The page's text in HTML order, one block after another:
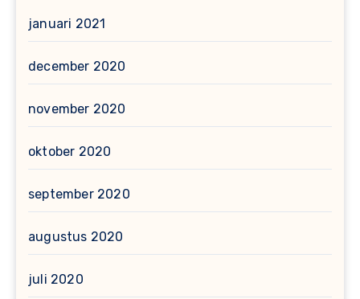
januari 2021
december 2020
november 2020
oktober 2020
september 2020
augustus 2020
juli 2020